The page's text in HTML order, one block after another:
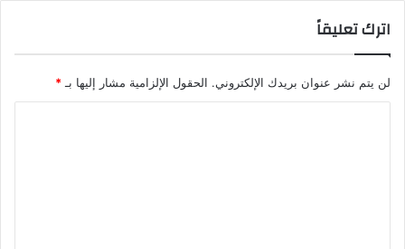
اترك تعليقاً
لن يتم نشر عنوان بريدك الإلكتروني. الحقول الإلزامية مشار إليها بـ*